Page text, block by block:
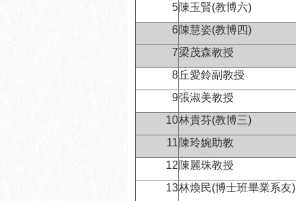
5陳玉賢(教博六)
6陳慧姿(教博四)
7梁茂森教授
8 丘愛鈴副教授
9張淑美教授
10林貴芬(教博三)
11 陳玲婉助教
12 陳麗珠教授
13林煥民(博士班畢業系友)